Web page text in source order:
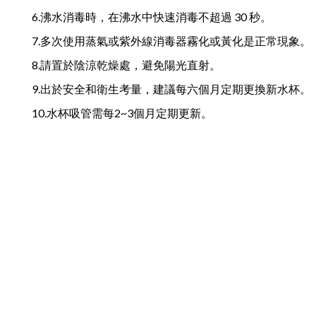
6.沸水消毒時，在沸水中快速消毒不超過 30 秒。
7.多次使用蒸氣或紫外線消毒器霧化或黃化是正常現象。
8.請置於陰涼乾燥處，避免陽光直射。
9.出於安全和衛生考量，建議每六個月定期更換新水杯。
10.水杯吸管需每2~3個月定期更新。